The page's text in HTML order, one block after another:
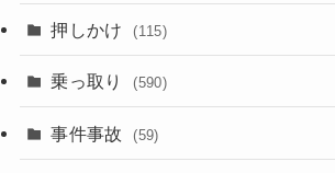
押しかけ (115)
乗っ取り (590)
事件事故 (59)